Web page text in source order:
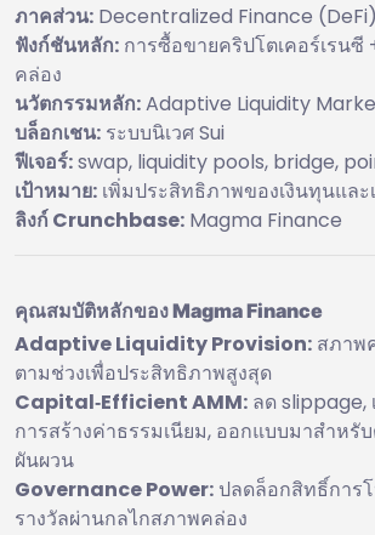
ภาคส่วน: Decentralized Finance (DeFi)
ฟังก์ชันหลัก: การซื้อขายคริปโตเคอร์เรนซี
คล่อง
นวัตกรรมหลัก:Adaptive Liquidity
บล็อกเชน: ระบบนิเวศ Sui
ฟีเจอร์:swap, liquidity pools, bridge,
เป้าหมาย: เพิ่มประสิทธิภาพของเงินทุนและ
ลิงก์ Crunchbase: Magma Finance
คุณสมบัติหลักของ Magma Finance
Adaptive Liquidity Provision: สภาพ
ตามช่วงเพื่อประสิทธิภาพสูงสุด
Capital‑Efficient AMM: ลด slippage,
การสร้างค่าธรรมเนียม, ออกแบบมาสำหรั
ผันผวน
Governance Power: ปลดล็อกสิทธิ์การ
รางวัลผ่านกลไกสภาพคล่อง